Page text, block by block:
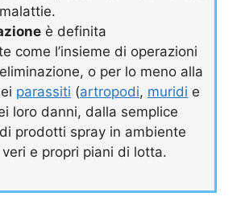
è definita
come l’insieme di operazioni
o per lo meno alla
parassiti (artropodi, muridi e
loro danni, dalla semplice
prodotti spray in ambiente
e propri piani di lotta.